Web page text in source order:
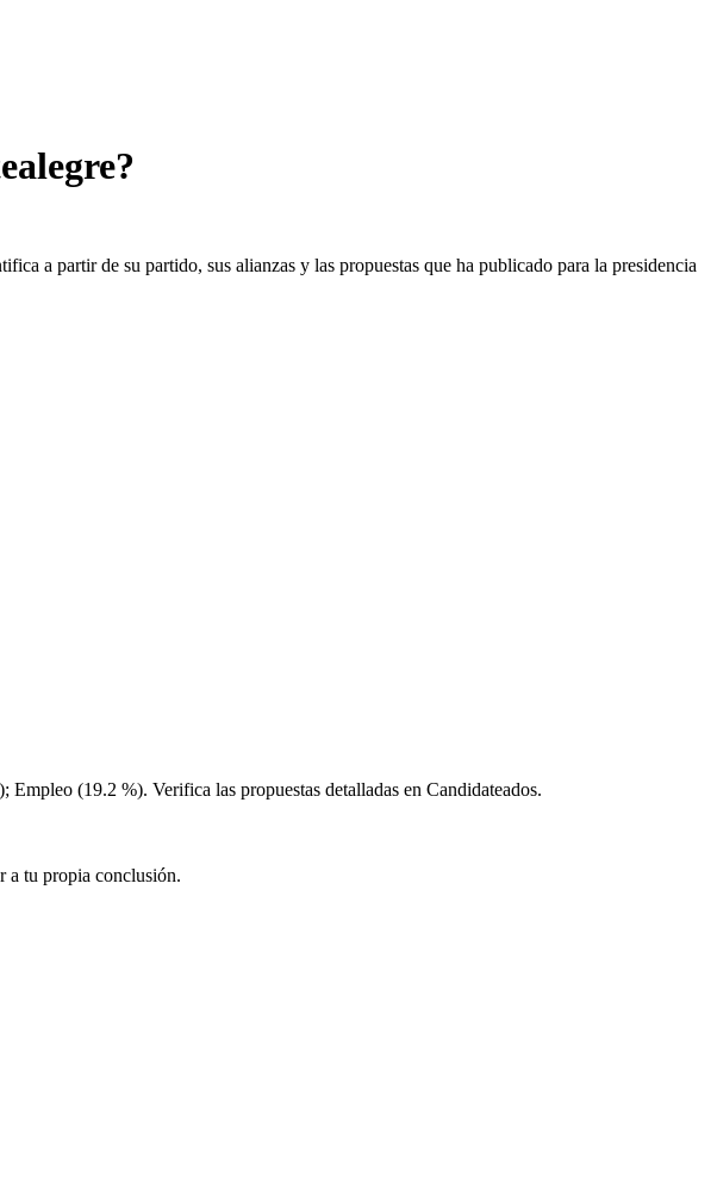
a partir de su partido, sus alianzas y las propuestas que ha publicado para la presidencia
(19.2 %). Verifica las propuestas detalladas en Candidateados.
a tu propia conclusión.